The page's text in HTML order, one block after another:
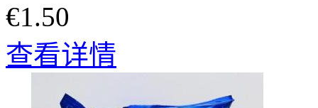
€1.50
查看详情